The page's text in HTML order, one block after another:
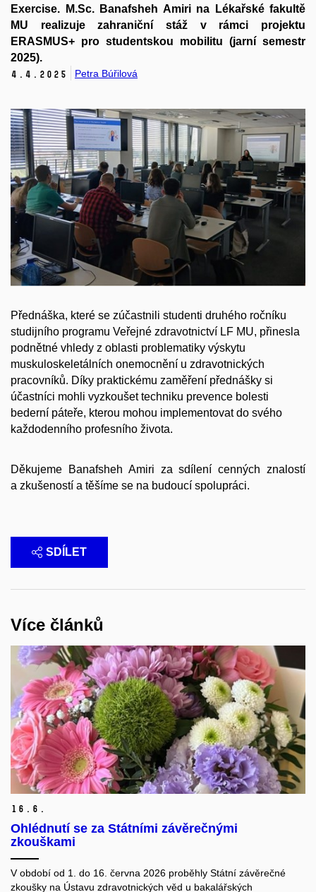
Exercise. M.Sc. Banafsheh Amiri na Lékařské fakultě
MU realizuje zahraniční stáž v rámci projektu
ERASMUS+ pro studentskou mobilitu (jarní semestr
2025).
4. 4. 2025 Petra Búřilová
Přednáška, které se zúčastnili studenti druhého ročníku
studijního programu Veřejné zdravotnictví LF MU, přinesla
podnětné vhledy z oblasti problematiky výskytu
muskuloskeletálních onemocnění u zdravotnických
pracovníků. Díky praktickému zaměření přednášky si
účastníci mohli vyzkoušet techniku prevence bolesti
bederní páteře, kterou mohou implementovat do svého
každodenního profesního života.
Děkujeme Banafsheh Amiri za sdílení cenných znalostí
a zkušeností a těšíme se na budoucí spolupráci.
SDÍLET
Více článků
16. 6.
Ohlédnutí se za Státními závěrečnými
zkouškami
V období od 1. do 16. června 2026 proběhly Státní závěrečné
zkoušky na Ústavu zdravotnických věd u bakalářských